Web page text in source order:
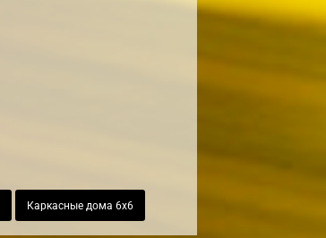
Каркасные дома 6х6